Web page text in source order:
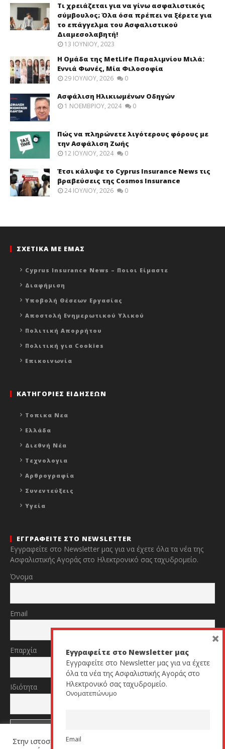
Τι χρειάζεται για να γίνω ασφαλιστικός
σύμβουλος; Όλα όσα πρέπει να ξέρετε για
το επάγγελμα του Ασφαλιστικού
Διαμεσολαβητή!
13 ΙΟΥΝΊΟΥ, 2023
Η Ομάδα της MetLife Παραλιμνίου Μιλά:
Εννιά Φωνές, Μία Φιλοσοφία
29 ΙΟΥΛΊΟΥ, 2026 0
Ασφάλιση Ηλικιωμένων Οδηγών
1 ΝΟΕΜΒΡΊΟΥ, 2024 0
Πώς να πληρώνετε λιγότερους φόρους με
την Ασφάλιση Ζωής
12 ΙΟΥΛΊΟΥ, 2024 0
Έτσι κάλυψε το Cyprus Insurance News τις
βραβεύσεις της Cosmos Insurance
24 ΙΟΥΛΊΟΥ, 2026 0
ΣΧΕΤΙΚΑ ΜΕ ΕΜΑΣ
Cyprus Insurance News – Ποιοι Είμαστε
Διαφήμιση
Υποβολή Θέσεων Εργασίας
Αποστολή Ενημερωτικού Υλικού
Πολιτική Απορρήτου
Πολιτική για Cookies
Επικοινωνία
ΚΑΤΗΓΟΡΙΕΣ ΕΙΔΗΣΕΩΝ
Τοπικα Νεα
Ελλάδα
Διεθνή Νέα
Τεχνολογια
Αρθρογραφία
Συνεντεύξεις
Υγεία
ΕΓΓΡΑΦΕΙΤΕ ΣΤΟ NEWSLETTER
Εγγραφείτε στο Newsletter μας για να έχετε όλα τα νέα της
Ασφαλιστικής Αγοράς στο Ηλεκτρονικό σας ταχυδρομείο.
Όνομα
Email
Επαρχία
Ιδιότητα
Στην ιστοσελίδα μας χρησιμοποιούμε cookies για να σας
Εγγραφείτε στο Newsletter μας
Εγγραφείτε στο Newsletter μας για να έχετε
όλα τα νέα της Ασφαλιστικής Αγοράς στο
Ηλεκτρονικό σας ταχυδρομείο.
Ονοματεπώνυμο
Email
×